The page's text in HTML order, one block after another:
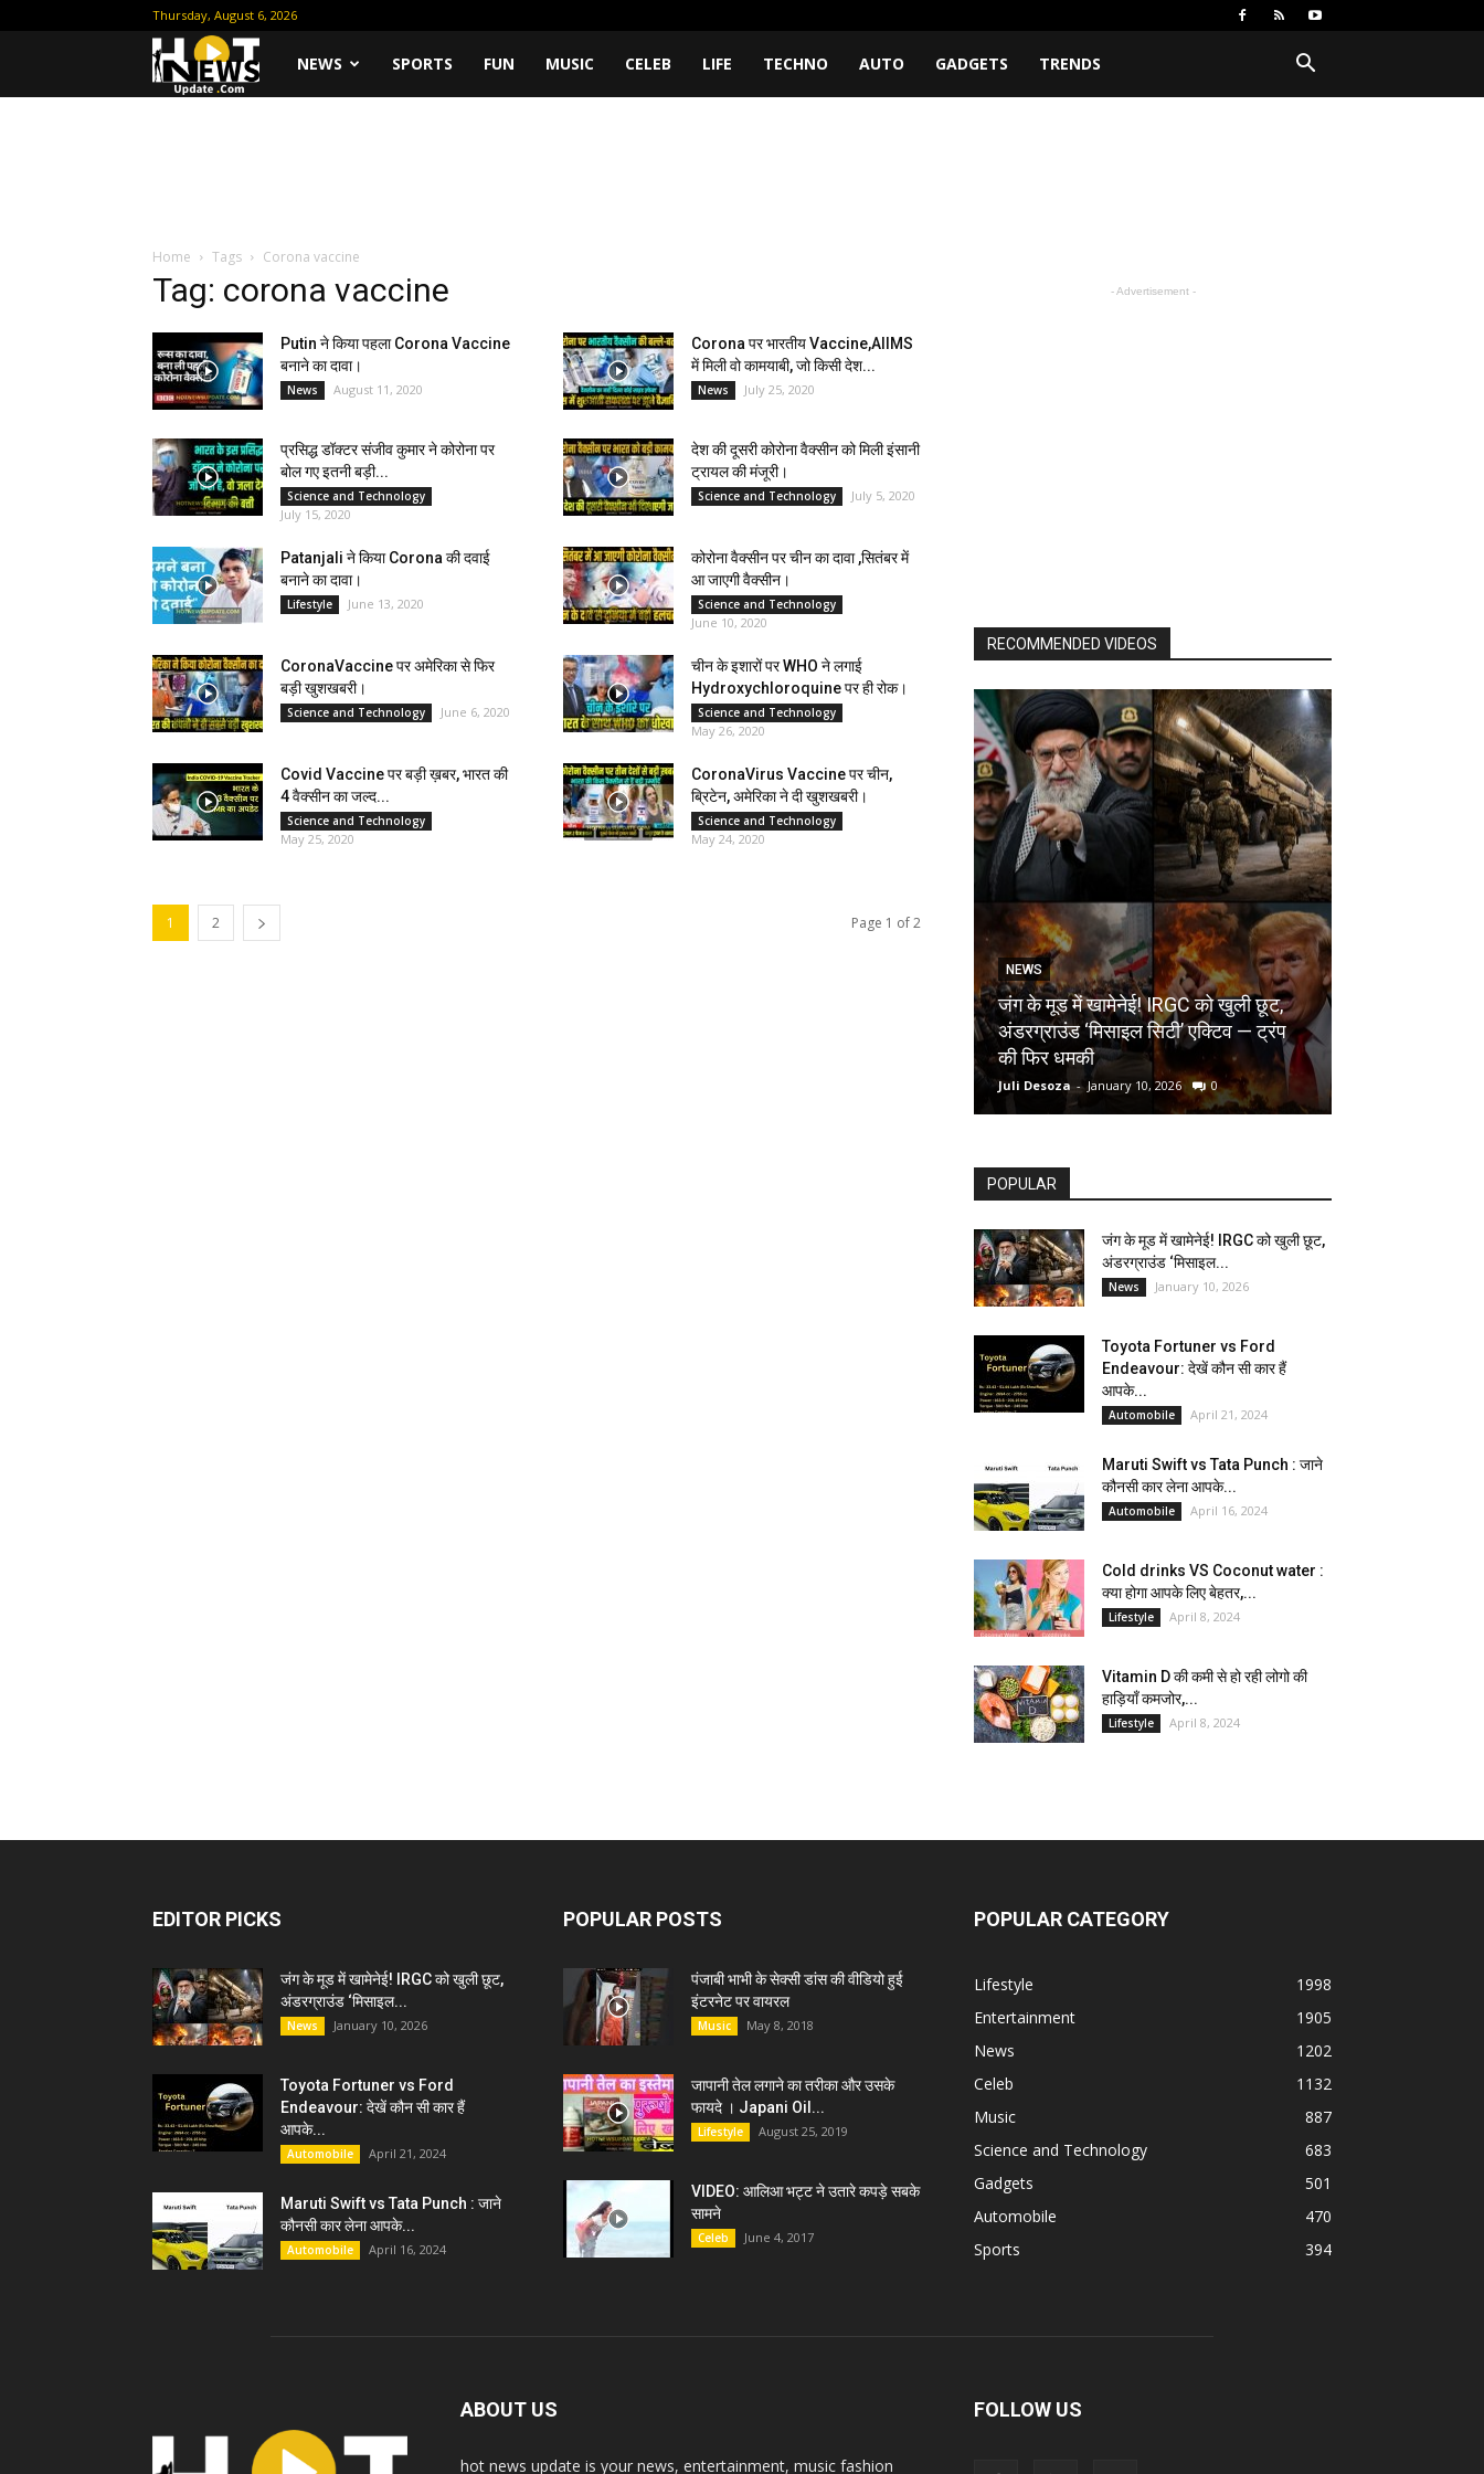
Thursday, August 6, 2026
HotNEWS SPORTS FUN MUSIC CELEB LIFE TECHNO AUTO GADGETS TRENDS
Home Tags Corona vaccine
Tag: corona vaccine
Putin ने किया पहला Corona Vaccine
बनाने का दावा।
News August 11, 2020
Corona पर भारतीय Vaccine,AIIMS
में मिली वो कामयाबी, जो किसी देश...
News July 25, 2020
प्रसिद्ध डॉक्टर संजीव कुमार ने कोरोना पर
बोल गए इतनी बड़ी...
Science and Technology
July 15, 2020
देश की दूसरी कोरोना वैक्सीन को मिली इंसानी
ट्रायल की मंजूरी।
Science and Technology July 5, 2020
Patanjali ने किया Corona की दवाई
बनाने का दावा।
Lifestyle June 13, 2020
कोरोना वैक्सीन पर चीन का दावा ,सितंबर में
आ जाएगी वैक्सीन।
Science and Technology
June 10, 2020
CoronaVaccine पर अमेरिका से फिर
बड़ी खुशखबरी।
Science and Technology June 6, 2020
चीन के इशारों पर WHO ने लगाई
Hydroxychloroquine पर ही रोक।
Science and Technology
May 26, 2020
Covid Vaccine पर बड़ी ख़बर, भारत की
4 वैक्सीन का जल्द...
Science and Technology
May 25, 2020
CoronaVirus Vaccine पर चीन,
ब्रिटेन, अमेरिका ने दी खुशखबरी।
Science and Technology
May 24, 2020
1 2 Page 1 of 2
- Advertisement -
RECOMMENDED VIDEOS
NEWS
जंग के मूड में खामेनेई! IRGC को खुली छूट,
अंडरग्राउंड ‘मिसाइल सिटी’ एक्टिव — ट्रंप
की फिर धमकी
Juli Desoza - January 10, 2026 0
POPULAR
जंग के मूड में खामेनेई! IRGC को खुली छूट,
अंडरग्राउंड ‘मिसाइल...
News January 10, 2026
Toyota Fortuner vs Ford
Endeavour: देखें कौन सी कार हैं
आपके...
Automobile April 21, 2024
Maruti Swift vs Tata Punch : जाने
कौनसी कार लेना आपके...
Automobile April 16, 2024
Cold drinks VS Coconut water :
क्या होगा आपके लिए बेहतर,...
Lifestyle April 8, 2024
Vitamin D की कमी से हो रही लोगो की
हाड़ियाँ कमजोर,...
Lifestyle April 8, 2024
EDITOR PICKS
जंग के मूड में खामेनेई! IRGC को खुली छूट,
अंडरग्राउंड ‘मिसाइल...
News January 10, 2026
Toyota Fortuner vs Ford
Endeavour: देखें कौन सी कार हैं
आपके...
Automobile April 21, 2024
Maruti Swift vs Tata Punch : जाने
कौनसी कार लेना आपके...
Automobile April 16, 2024
POPULAR POSTS
पंजाबी भाभी के सेक्सी डांस की वीडियो हुई
इंटरनेट पर वायरल
Music May 8, 2018
जापानी तेल लगाने का तरीका और उसके
फायदे । Japani Oil...
Lifestyle August 25, 2019
VIDEO: आलिआ भट्ट ने उतारे कपड़े सबके
सामने
Celeb June 4, 2017
POPULAR CATEGORY
Lifestyle
1998
Entertainment
1905
News
1202
Celeb
1132
Music
887
Science and Technology
683
Gadgets
501
Automobile
470
Sports
394
ABOUT US
hot news update is your news, entertainment, music fashion
FOLLOW US